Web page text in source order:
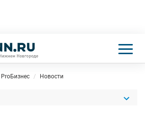
ProБизнес Новости